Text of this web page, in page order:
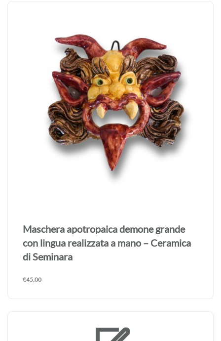
Maschera apotropaica demone grande
con lingua realizzata a mano – Ceramica
di Seminara
€45,00